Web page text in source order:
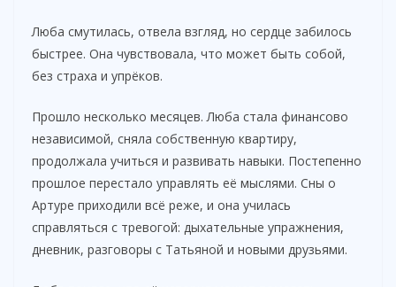
Люба смутилась, отвела взгляд, но сердце забилось
быстрее. Она чувствовала, что может быть собой,
без страха и упрёков.
Прошло несколько месяцев. Люба стала финансово
независимой, сняла собственную квартиру,
продолжала учиться и развивать навыки. Постепенно
прошлое перестало управлять её мыслями. Сны о
Артуре приходили всё реже, и она училась
справляться с тревогой: дыхательные упражнения,
дневник, разговоры с Татьяной и новыми друзьями.